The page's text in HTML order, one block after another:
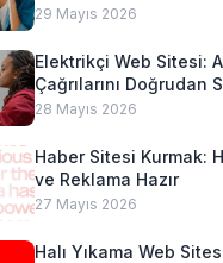
29 Mayıs 2026
Elektrikçi Web Sitesi:
Çağrılarını Doğrudan
28 Mayıs 2026
Haber Sitesi Kurmak:
ve Reklama Hazır
27 Mayıs 2026
Halı Yıkama Web